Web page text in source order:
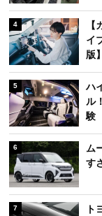
4
イ
版】
5
ハ
ル
験
6
ム
す
7
ト